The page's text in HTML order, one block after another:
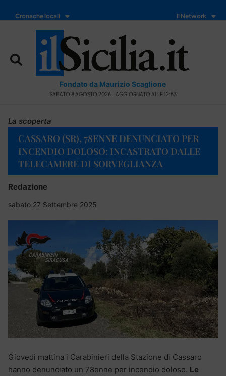
Cronache locali Il Network
Fondato da Maurizio Scaglione
SABATO 8 AGOSTO 2026 - AGGIORNATO ALLE 12:53
La scoperta
CASSARO (SR), 78ENNE DENUNCIATO PER
INCENDIO DOLOSO: INCASTRATO DALLE
TELECAMERE DI SORVEGLIANZA
Redazione
sabato 27 Settembre 2025
Giovedì mattina i Carabinieri della Stazione di Cassaro
hanno denunciato un 78enne per incendio doloso. Le